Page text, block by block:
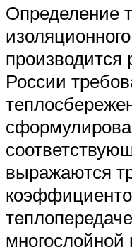
Определение
России
выражаются
многослойной